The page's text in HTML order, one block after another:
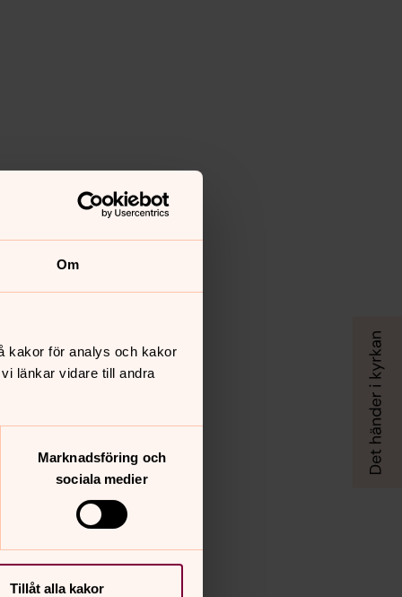
Om
kakor för analys och kakor
länkar vidare till andra
Marknadsföring och
sociala medier
Tillåt alla kakor